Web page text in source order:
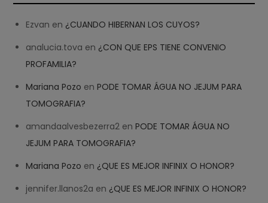
Ezvan en ¿CUANDO HIBERNAN LOS CUYOS?
analucia.tova en ¿CON QUE EPS TIENE CONVENIO
PROFAMILIA?
Mariana Pozo enPODE TOMAR ÁGUA NO JEJUM PARA
TOMOGRAFIA?
amandaalvesbezerra2 enPODE TOMAR ÁGUA NO
JEJUM PARA TOMOGRAFIA?
Mariana Pozo en ¿QUE ES MEJOR INFINIX O HONOR?
jennifer.llanos2a en ¿QUE ES MEJOR INFINIX O HONOR?